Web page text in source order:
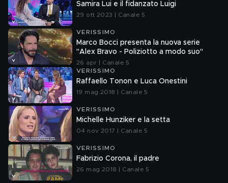
Samira Lui e il fidanzato Luigi
29 ott 2023 | Canale 5
VERISSIMO
Marco Bocci presenta la nuova serie
"Alex Bravo - Poliziotto a modo suo"
26 apr | Canale 5
VERISSIMO
Raffaello Tonon e Luca Onestini
19 mag 2018 | Canale 5
VERISSIMO
Michelle Hunziker e la setta
04 nov 2017 | Canale 5
VERISSIMO
Fabrizio Corona, il padre
26 mag 2018 | Canale 5